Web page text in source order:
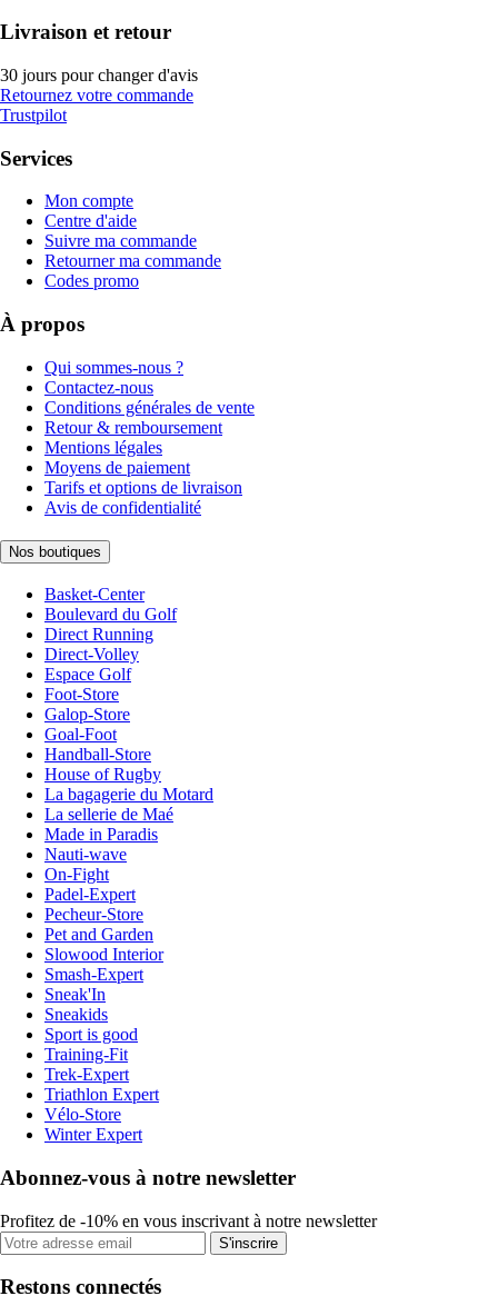
Livraison et retour
30 jours pour changer d'avis
Retournez votre commande
Trustpilot
Services
Mon compte
Centre d'aide
Suivre ma commande
Retourner ma commande
Codes promo
À propos
Qui sommes-nous ?
Contactez-nous
Conditions générales de vente
Retour & remboursement
Mentions légales
Moyens de paiement
Tarifs et options de livraison
Avis de confidentialité
Nos boutiques
Basket-Center
Boulevard du Golf
Direct Running
Direct-Volley
Espace Golf
Foot-Store
Galop-Store
Goal-Foot
Handball-Store
House of Rugby
La bagagerie du Motard
La sellerie de Maé
Made in Paradis
Nauti-wave
On-Fight
Padel-Expert
Pecheur-Store
Pet and Garden
Slowood Interior
Smash-Expert
Sneak'In
Sneakids
Sport is good
Training-Fit
Trek-Expert
Triathlon Expert
Vélo-Store
Winter Expert
Abonnez-vous à notre newsletter
Profitez de -10% en vous inscrivant à notre newsletter
S'inscrire
Restons connectés